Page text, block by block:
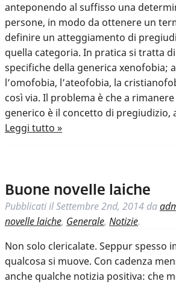
anteponendo al suffisso una
persone, in modo da ottenere un
definire un atteggiamento di
quella categoria. In pratica si tratta
specifiche della generica xenofobia;
l’omofobia, l’ateofobia, la
così via. Il problema è che a
generico è il concetto di pregiudizio,
Leggi tutto »
Buone novelle laiche
Pubblicati ilSettembre 2nd, 2014 da
novelle laiche, Generale, Notizie.
Non solo clericalate. Seppur spesso
qualcosa si muove. Con cadenza
anche qualche notizia positiva: che